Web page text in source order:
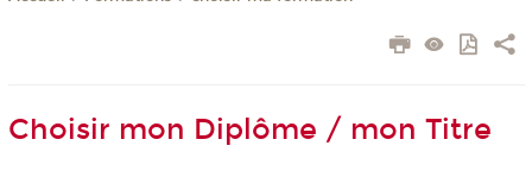
Choisir mon Diplôme / mon Titre